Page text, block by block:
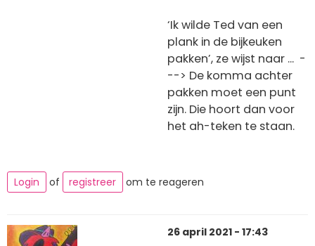
‘Ik wilde Ted van een
plank in de bijkeuken
pakken’, ze wijst naar ... -
--> De komma achter
pakken moet een punt
zijn. Die hoort dan voor
het ah-teken te staan.
Login of registreer om te reageren
26 april 2021 - 17:43